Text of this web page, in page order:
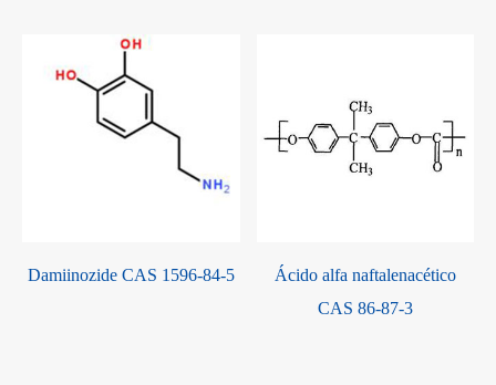
Damiinozide CAS 1596-84-5
Ácido alfa naftalenacético
CAS 86-87-3